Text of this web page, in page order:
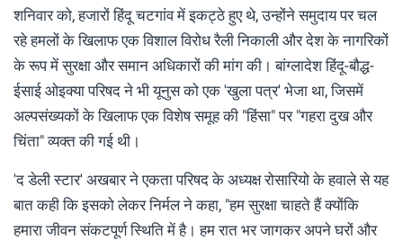
शनिवार को, हजारों हिंदू चटगांव में इकट्ठे हुए थे, उन्होंने समुदाय पर चल
रहे हमलों के खिलाफ एक विशाल विरोध रैली निकाली और देश के नागरिकों
के रूप में सुरक्षा और समान अधिकारों की मांग की। बांग्लादेश हिंदू-बौद्ध-
ईसाई ओइक्या परिषद ने भी यूनुस को एक 'खुला पत्र' भेजा था, जिसमें
अल्पसंख्यकों के खिलाफ एक विशेष समूह की "हिंसा" पर "गहरा दुख और
चिंता" व्यक्त की गई थी।
'द डेली स्टार' अखबार ने एकता परिषद के अध्यक्ष रोसारियो के हवाले से यह
बात कही कि इसको लेकर निर्मल ने कहा, "हम सुरक्षा चाहते हैं क्योंकि
हमारा जीवन संकटपूर्ण स्थिति में है। हम रात भर जागकर अपने घरों और